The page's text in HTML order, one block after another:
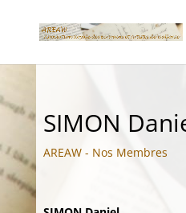
SIMON
AREAW - Nos Membres